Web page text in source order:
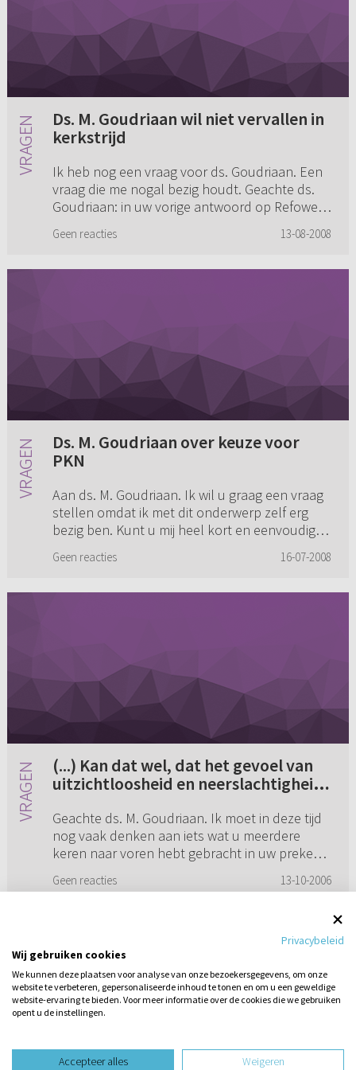
Ds. M. Goudriaan wil niet vervallen in
kerkstrijd
Ik heb nog een vraag voor ds. Goudriaan. Een
vraag die me nogal bezig houdt. Geachte ds.
Goudriaan: in uw vorige antwoord op Refoweb
voor was dat er weer...
Geen reacties 13-08-2008
Ds. M. Goudriaan over keuze voor
PKN
Aan ds. M. Goudriaan. Ik wil u graag een vraag
stellen omdat ik met dit onderwerp zelf erg
bezig ben. Kunt u mij heel kort en eenvoudig
in afhankelijkheid va...
Geen reacties 16-07-2008
(...) Kan dat wel, dat het gevoel van
uitzichtloosheid en neerslachtigheid
de Heere voor je is?
Geachte ds. M. Goudriaan. Ik moet in deze tijd
nog vaak denken aan iets wat u meerdere
keren naar voren hebt gebracht in uw preken
dan over dat het leven zo ...
Geen reacties 13-10-2006
design website dooreen vraag
Privacybeleid
Wij gebruiken cookies
We kunnen deze plaatsen voor analyse van onze bezoekersgegevens, om onze
website te verbeteren, gepersonaliseerde inhoud te tonen en om u een geweldige
website-ervaring te bieden. Voor meer informatie over de cookies die we gebruiken
opent u de instellingen.
Accepteer alles Weigeren